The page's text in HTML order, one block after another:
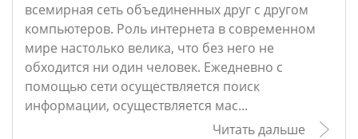
всемирная сеть объединенных друг с другом
компьютеров. Роль интернета в современном
мире настолько велика, что без него не
обходится ни один человек. Ежедневно с
помощью сети осуществляется поиск
информации, осуществляется мас...
Читать дальше